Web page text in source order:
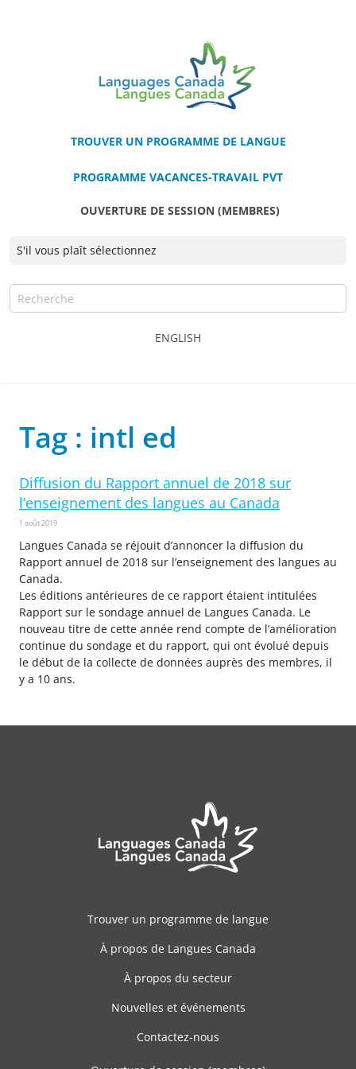
TROUVER UN PROGRAMME DE LANGUE
PROGRAMME VACANCES-TRAVAIL PVT
OUVERTURE DE SESSION (MEMBRES)
ENGLISH
Tag : intl ed
Diffusion du Rapport annuel de 2018 sur
l’enseignement des langues au Canada
1 août 2019
Langues Canada se réjouit d’annoncer la diffusion du
Rapport annuel de 2018 sur l’enseignement des langues au
Canada.
Les éditions antérieures de ce rapport étaient intitulées
Rapport sur le sondage annuel de Langues Canada. Le
nouveau titre de cette année rend compte de l’amélioration
continue du sondage et du rapport, qui ont évolué depuis
le début de la collecte de données auprès des membres, il
y a 10 ans.
Trouver un programme de langue
À propos de Langues Canada
À propos du secteur
Nouvelles et événements
Contactez-nous